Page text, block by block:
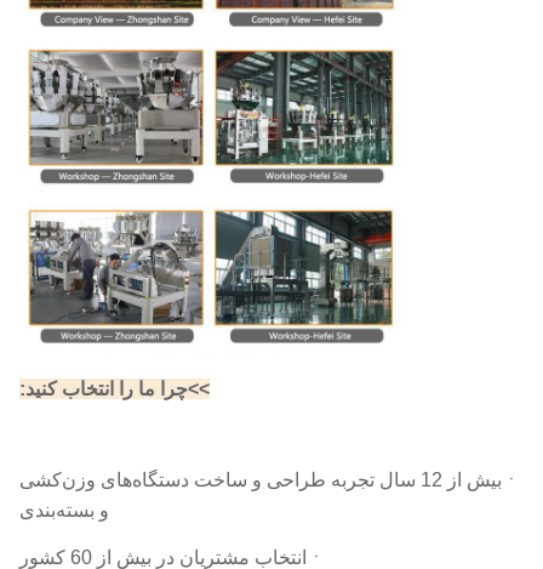
>>چرا ما را انتخاب کنید:
ㆍبیش از 12 سال تجربه طراحی و ساخت دستگاه‌های وزن‌کشی
و بسته‌بندی
ㆍانتخاب مشتریان در بیش از 60 کشور